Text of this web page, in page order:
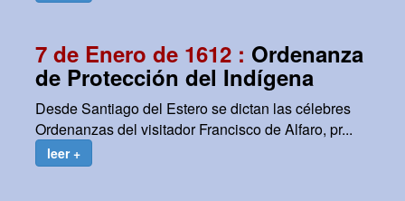
7 de Enero de 1612 : Ordenanza
de Protección del Indígena
Desde Santiago del Estero se dictan las célebres
Ordenanzas del visitador Francisco de Alfaro, pr...
leer +